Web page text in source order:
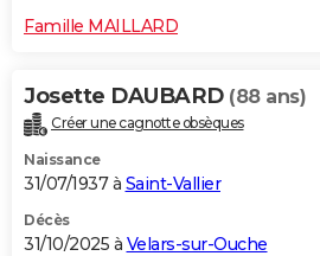
Famille MAILLARD
Josette DAUBARD (88 ans)
Créer une cagnotte obsèques
Naissance
31/07/1937 à Saint-Vallier
Décès
31/10/2025 à Velars-sur-Ouche